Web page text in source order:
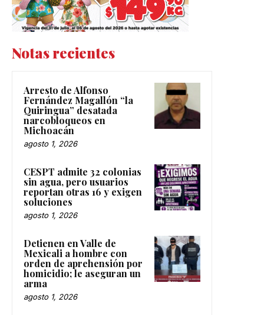
Notas recientes
Arresto de Alfonso
Fernández Magallón “la
Quiringua” desatada
narcobloqueos en
Michoacán
agosto 1, 2026
CESPT admite 32 colonias
sin agua, pero usuarios
reportan otras 16 y exigen
soluciones
agosto 1, 2026
Detienen en Valle de
Mexicali a hombre con
orden de aprehensión por
homicidio; le aseguran un
arma
agosto 1, 2026